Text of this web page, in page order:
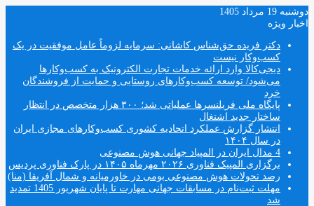
دوشنبه 19 مرداد 1405
اخبار ویژه
دکتر فریده حق‌شناس کاشانی: سرمایه لزوماً عامل‌ موفقیت در یک
کسب‌و‌کار نیست
دیجی‌کالا وارد ارائه خدمات تجارت الکترونیک به کسب‌وکارها
می‌شود/ توسعه کسب‌وکارهای روستایی و حمایت از فروشندگان
خرد
پایگاه ملی فریلنسرها عملیاتی شد؛ ۳۰۰ هزار متخصص در انتظار
ساختار جدید اشتغال
انتشار گزارش عملکرد اتحادیه کشوری کسب‌وکارهای مجازی ایران
در سال ۱۴۰۴
4 مدال ایران در المپیاد جهانی هوش مصنوعی
برگزاری المپیک فناوری ۲۰۲۶ مهرماه ۱۴۰۵ در پارک فناوری پردیس
رصد تحولات هوش مصنوعی بومی در خاورمیانه و شمال آفریقا (منا)
مهلت ثبت‌نام در مسابقات جهانی مهارت تا پایان شهریور 1405 تمدید
شد